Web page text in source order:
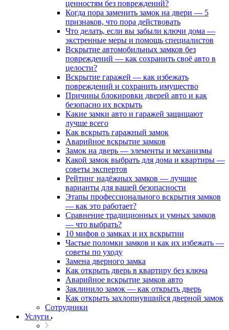
ценностям без повреждений?
Когда пора заменить замок на двери — 5
признаков, что пора действовать
Что делать, если вы забыли ключи дома —
экстренные меры и помощь специалистов
Вскрытие автомобильных замков без
повреждений — как сохранить своё авто в
целости?
Вскрытие гаражей — как избежать
повреждений и сохранить имущество
Причины блокировки дверей авто и как
безопасно их вскрыть
Какие замки авто и гаражей защищают
лучше всего
Как вскрыть гаражный замок
Аварийное вскрытие замков
Замок на дверь — элементы и механизмы
Какой замок выбрать для дома и квартиры —
советы экспертов
Рейтинг надёжных замков — лучшие
варианты для вашей безопасности
Этапы профессионального вскрытия замков
— как это работает?
Сравнение традиционных и умных замков
— что выбрать?
10 мифов о замках и их вскрытии
Частые поломки замков и как их избежать —
советы по уходу
Замена дверного замка
Как открыть дверь в квартиру без ключа
Аварийное вскрытие замков авто
Заклинило замок — как открыть дверь
Как открыть захлопнувшийся дверной замок
Сотрудники
Услуги